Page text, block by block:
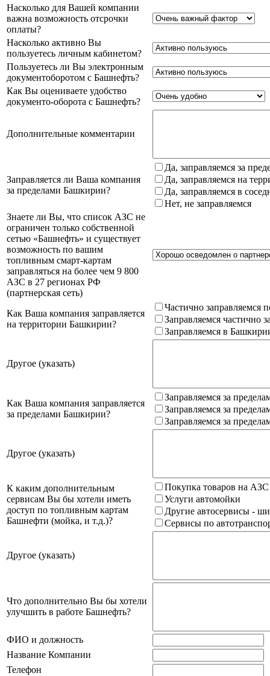
Насколько для Вашей компании
важна возможность отсрочки
оплаты?
Насколько активно Вы
пользуетесь личным кабинетом?
Пользуетесь ли Вы электронным
документоборотом с Башнефть?
Как Вы оцениваете удобство
документо-оборота с Башнефть?
Дополнительные комментарии
Заправляется ли Ваша компания
за пределами Башкирии?
Да, заправляемся за
Да, заправляемся на
Да, заправляемся в
Нет, не заправляемся
Знаете ли Вы, что список АЗС не
ограничен только собственной
сетью «Башнефть» и существует
возможность по вашим
топливным смарт-картам
заправляться на более чем 9 800
АЗС в 27 регионах РФ
(партнерская сеть)
Как Ваша компания заправляется
на территории Башкирии?
Частично заправляемся
Заправляемся частично
Заправляемся в
Другое (указать)
Как Ваша компания заправляется
за пределами Башкирии?
Заправляемся за
Заправляемся за
Заправляемся за
Другое (указать)
К каким дополнительным
сервисам Вы бы хотели иметь
доступ по топливным картам
Башнефти (мойка, и т.д.)?
Покупка товаров на
Услуги автомойки
Другие автосервисы -
Сервисы по
Другое (указать)
Что дополнительно Вы бы хотели
улучшить в работе Башнефть?
ФИО и должность
Название Компании
Телефон